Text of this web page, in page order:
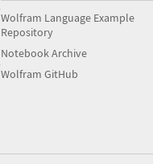
Wolfram Language Example
Repository
Notebook Archive
Wolfram GitHub